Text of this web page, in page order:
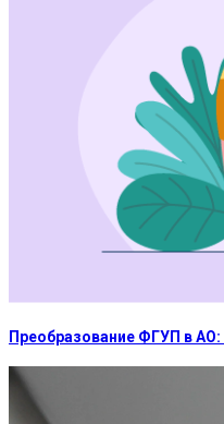
Преобразование ФГУП в